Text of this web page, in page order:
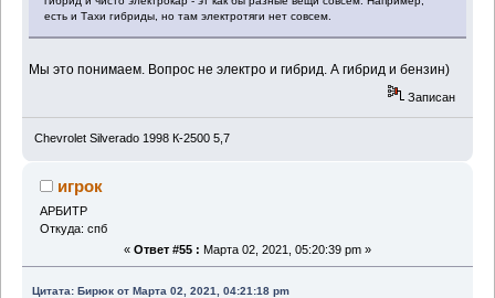
есть и Тахи гибриды, но там электротяги нет совсем.
Мы это понимаем. Вопрос не электро и гибрид. А гибрид и бензин)
Записан
Chevrolet Silverado 1998 К-2500 5,7
игрок
АРБИТР
Откуда: спб
« Ответ #55 : Марта 02, 2021, 05:20:39 pm »
Цитата: Бирюк от Марта 02, 2021, 04:21:18 pm